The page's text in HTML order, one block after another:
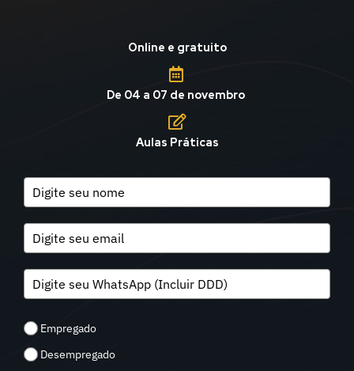
Online e gratuito
De 04 a 07 de novembro​
Aulas Práticas
Empregado
Desempregado